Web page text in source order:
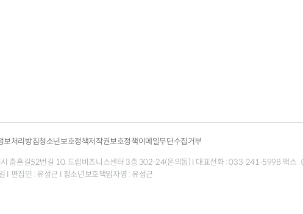
보처리방침청소년보호정책저작권보호정책이메일무단수집거부
시 충혼길52번길 10, 드림비즈니스센터 3층 302-24(온의동) I 대표전화 : 033-241-5998 팩
편집인 : 유성근 I 청소년보호책임자명 : 유성근